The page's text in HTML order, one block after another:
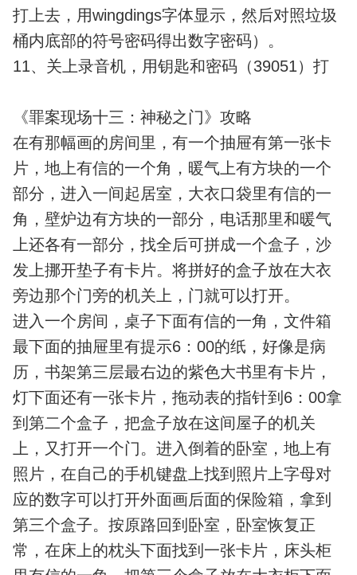
打上去，用wingdings字体显示，然后对照垃圾
桶内底部的符号密码得出数字密码）。
11、关上录音机，用钥匙和密码（39051）打
《罪案现场十三：神秘之门》攻略
在有那幅画的房间里，有一个抽屉有第一张卡
片，地上有信的一个角，暖气上有方块的一个
部分，进入一间起居室，大衣口袋里有信的一
角，壁炉边有方块的一部分，电话那里和暖气
上还各有一部分，找全后可拼成一个盒子，沙
发上挪开垫子有卡片。将拼好的盒子放在大衣
旁边那个门旁的机关上，门就可以打开。
进入一个房间，桌子下面有信的一角，文件箱
最下面的抽屉里有提示6：00的纸，好像是病
历，书架第三层最右边的紫色大书里有卡片，
灯下面还有一张卡片，拖动表的指针到6：00拿
到第二个盒子，把盒子放在这间屋子的机关
上，又打开一个门。进入倒着的卧室，地上有
照片，在自己的手机键盘上找到照片上字母对
应的数字可以打开外面画后面的保险箱，拿到
第三个盒子。按原路回到卧室，卧室恢复正
常，在床上的枕头下面找到一张卡片，床头柜